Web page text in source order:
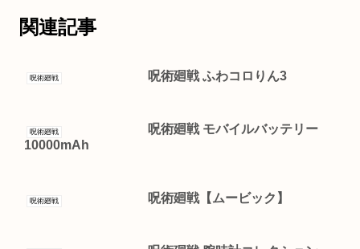
関連記事
呪術廻戦 呪術廻戦 ふわコロりん3
呪術廻戦
呪術廻戦 モバイルバッテリー
10000mAh
呪術廻戦 呪術廻戦【ムービック】